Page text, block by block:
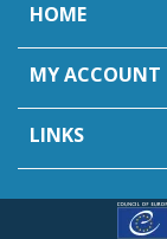
HOME
MY ACCOUNT
LINKS